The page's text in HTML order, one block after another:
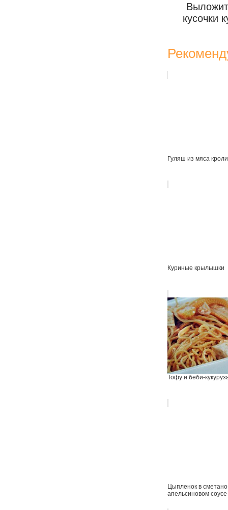
кусочки
Гуляш из мяса
Куриные крылышки
Тофу и беби-
Цыпленок в
апельсиновом соусе